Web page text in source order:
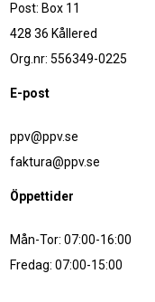
Post: Box 11
428 36 Kållered
Org.nr: 556349-0225
E-post
ppv@ppv.se
faktura@ppv.se
Öppettider
Mån-Tor: 07:00-16:00
Fredag: 07:00-15:00